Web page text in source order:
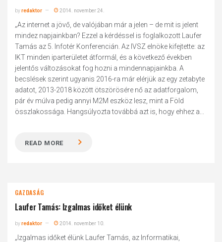
byredaktor 2014. november 24.
„Az internet a jövő, de valójában már a jelen – de mit is jelent
mindez napjainkban? Ezzel a kérdéssel is foglalkozott Laufer
Tamás az 5. Infotér Konferencián. Az IVSZ elnöke kifejtette: az
IKT minden iparterületet átformál, és a következő években
jelentős változásokat fog hozni a mindennapjainkba. A
becslések szerint ugyanis 2016-ra már elérjük az egy zetabyte
adatot, 2013-2018 között ötszörösére nő az adatforgalom,
pár év múlva pedig annyi M2M eszköz lesz, mint a Föld
összlakossága. Hangsúlyozta továbbá azt is, hogy ehhez a...
READ MORE
GAZDASÁG
Laufer Tamás: Izgalmas időket élünk
byredaktor 2014. november 10.
„Izgalmas időket élünk Laufer Tamás, az Informatikai,